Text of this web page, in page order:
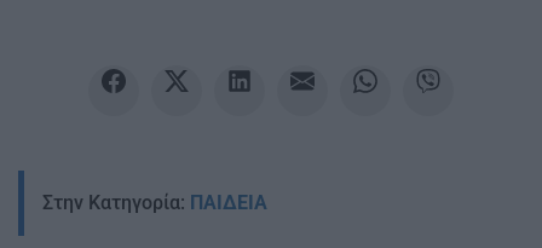
Στην Κατηγορία: ΠΑΙΔΕΙΑ